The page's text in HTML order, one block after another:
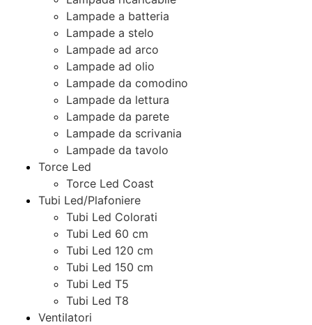
Lampade a batteria
Lampade a stelo
Lampade ad arco
Lampade ad olio
Lampade da comodino
Lampade da lettura
Lampade da parete
Lampade da scrivania
Lampade da tavolo
Torce Led
Torce Led Coast
Tubi Led/Plafoniere
Tubi Led Colorati
Tubi Led 60 cm
Tubi Led 120 cm
Tubi Led 150 cm
Tubi Led T5
Tubi Led T8
Ventilatori